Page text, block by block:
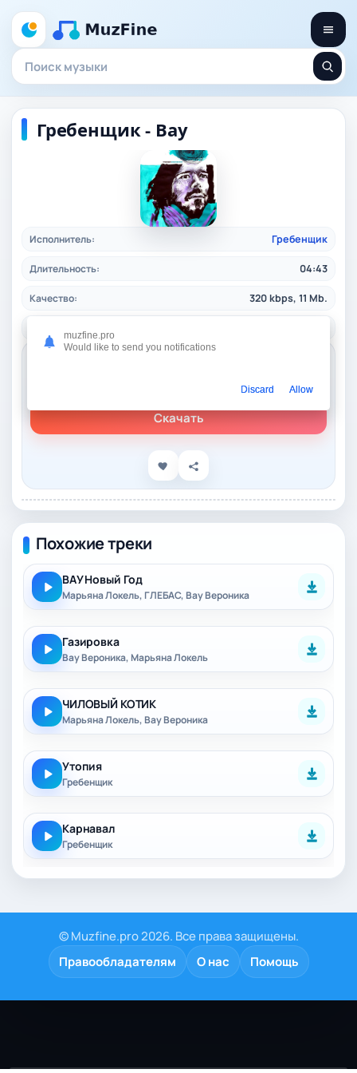
Гребенщик - Вау
Исполнитель: Гребенщик
Длительность: 04:43
Качество: 320 kbps, 11 Mb.
Скачать
Похожие треки
ВАУ Новый Год
Марьяна Локель, ГЛЕБАС, Вау Вероника
Газировка
Вау Вероника, Марьяна Локель
ЧИЛОВЫЙ КОТИК
Марьяна Локель, Вау Вероника
Утопия
Гребенщик
Карнавал
Гребенщик
© Muzfine.pro 2026. Все права защищены.
Правообладателям
О нас Помощь
muzfine.pro
Would like to send you notifications
Discard Allow